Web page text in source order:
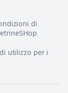
di
utilizzo per i